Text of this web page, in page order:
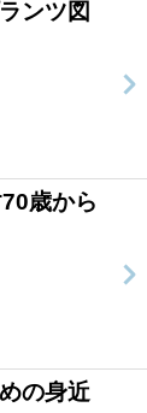
ンツ図
歳から
の身近